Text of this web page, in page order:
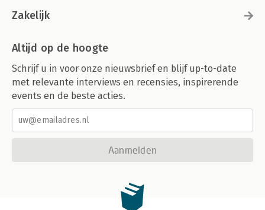
Zakelijk
Altijd op de hoogte
Schrijf u in voor onze nieuwsbrief en blijf up-to-date
met relevante interviews en recensies, inspirerende
events en de beste acties.
Aanmelden